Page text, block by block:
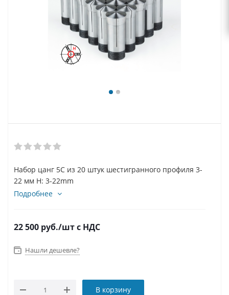
Набор цанг 5C из 20 штук шестигранного профиля 3-
22 мм H: 3-22mm
Подробнее
22 500 руб./штс НДС
Нашли дешевле?
В корзину